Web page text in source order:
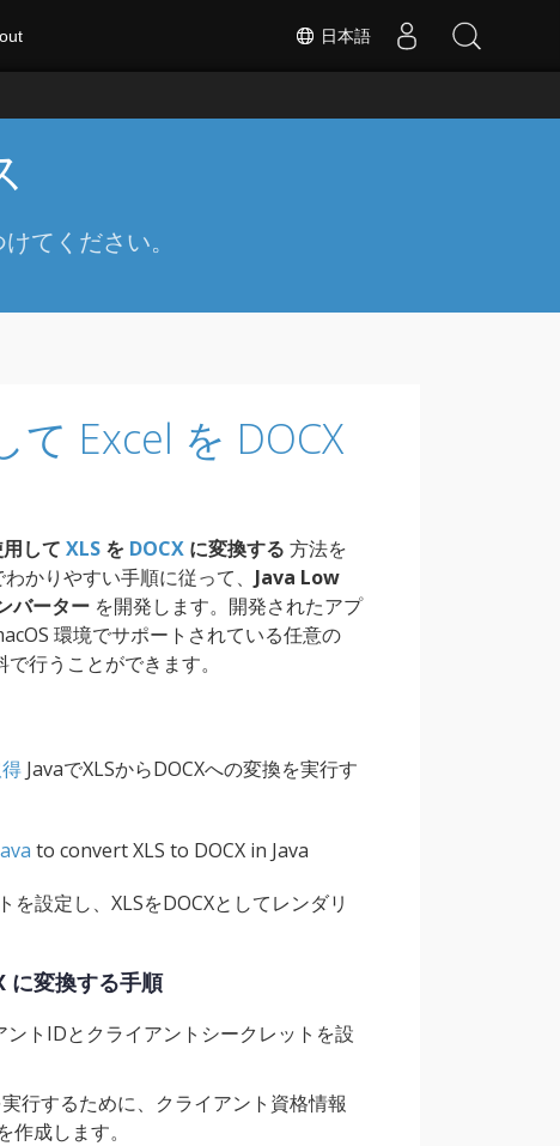
日本語
てください。
て Excel を DOCX
して XLS を DOCX に変換する 方法を
かりやすい手順に従って、 Java Low
バーター を開発します。開発されたアプ
環境でサポートされている任意の
行うことができます。
JavaでXLSからDOCXへの変換を実行す
to convert XLS to DOCX in Java
を設定し、XLSをDOCXとしてレンダリ
に変換する手順
ントIDとクライアントシークレットを設
行するために、クライアント資格情報
成します。